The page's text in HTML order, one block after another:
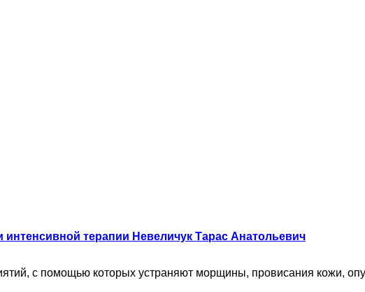
терапии Невеличук Тарас Анатольевич
с помощью которых устраняют морщины, провисания кожи,